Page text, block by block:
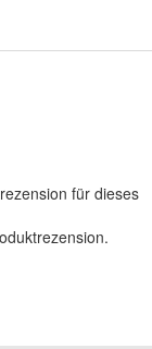
für dieses
.